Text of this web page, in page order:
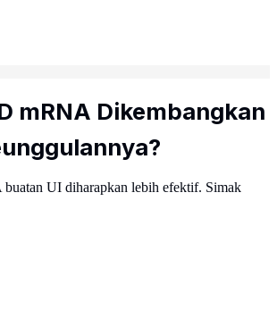
mRNA Dikembangkan
UI diharapkan lebih efektif. Simak